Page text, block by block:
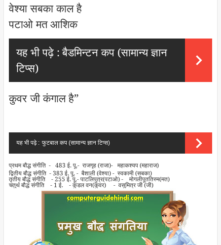
वेश्या सबका काल है
पटाओ मत आशिक
यह भी पढ़े :बैडमिन्टन कप (सामान्य ज्ञान
टिप्स)
कुवर जी कंगाल है”
यह भी पढ़े : फुटबाल कप (सामान्य ज्ञान टिप्स)
प्रथम बौद्ध संगीति - 483 ई. पू.- राजगृह (राजा)- महाकश्यप (महाराज)
द्वितीय बौद्ध संगीति - 383 ई. पू. - बैशाली (वेश्या) - स्वकामी (सबका)
तृतीय बौद्ध संगीति - 255 ई. पू.- पाटलिपुत्र(पटाओ) - मोगलीपूततिस्म(मत)
चतुर्थ बौद्ध संगीति - 1 ई. - कुंडल वन(कुवर) - वसुमित्र जी (जी)